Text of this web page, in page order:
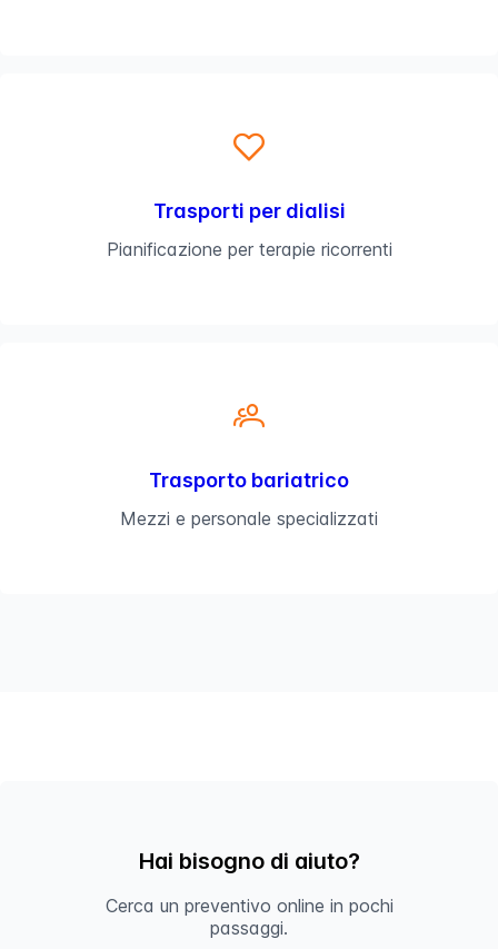
Trasporti per dialisi
Pianificazione per terapie ricorrenti
Trasporto bariatrico
Mezzi e personale specializzati
Hai bisogno di aiuto?
Cerca un preventivo online in pochi
passaggi.